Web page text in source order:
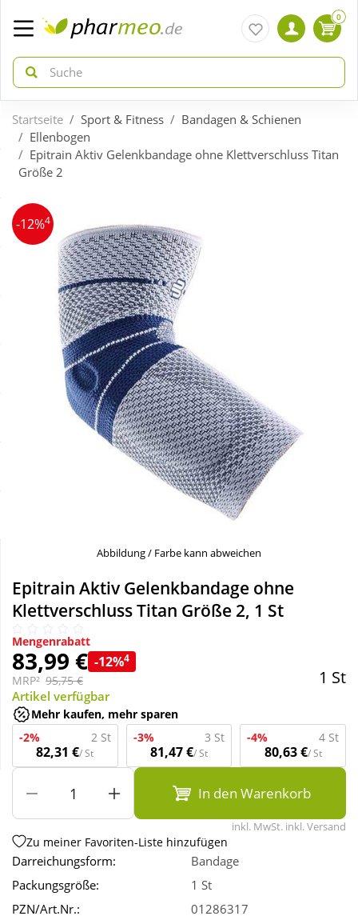
zurück
ÜBERSICHT AKTIONEN
Aktuelle Coupons
Gratis dazu
Neuheiten
Schnäppchen
zurück
ÜBERSICHT KATEGORIEN
Arzneimittel
Bio & Genuss
Diabetes
Körperpflege & Kosmetik
Liebe & Erotik
Sanitätshaus
Sport & Fitness
Tierbedarf
Wellness
0
Startseite Sport & Fitness
Bandagen & Schienen
Ellenbogen
Epitrain Aktiv Gelenkbandage ohne Klettverschluss Titan
Größe 2
-12%4
Abbildung / Farbe kann abweichen
Epitrain Aktiv Gelenkbandage ohne
Klettverschluss Titan Größe 2, 1 St
Mengenrabatt
83,99 € -12%4
MRP² 95,75 € 1 St
Artikel verfügbar
Mehr kaufen, mehr sparen
-2%
2 St
82,31 €/ St
-3% 3 St
81,47 €/ St
-4% 4 St
80,63 €/ St
In den Warenkorb
inkl. MwSt. inkl. Versand
Zu meiner Favoriten-Liste hinzufügen
Darreichungsform:
Bandage
Packungsgröße:
1 St
PZN/Art.Nr.:
01286317